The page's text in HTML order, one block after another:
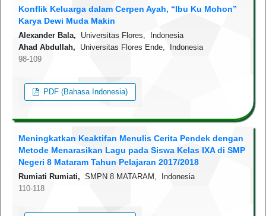
Konflik Keluarga dalam Cerpen Ayah, “Ibu Ku Mohon”
Karya Dewi Muda Makin
Alexander Bala, Universitas Flores, Indonesia
Ahad Abdullah, Universitas Flores Ende, Indonesia
98-109
PDF (Bahasa Indonesia)
Meningkatkan Keaktifan Menulis Cerita Pendek dengan
Metode Menarasikan Lagu pada Siswa Kelas IXA di SMP
Negeri 8 Mataram Tahun Pelajaran 2017/2018
Rumiati Rumiati, SMPN 8 MATARAM, Indonesia
110-118